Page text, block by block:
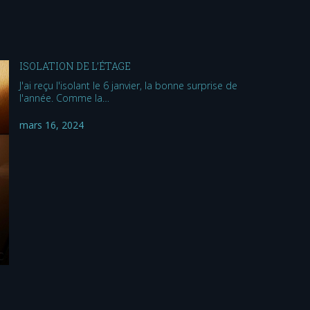
ISOLATION DE L’ÉTAGE
J'ai reçu l'isolant le 6 janvier, la bonne surprise de
l'année. Comme la…
mars 16, 2024